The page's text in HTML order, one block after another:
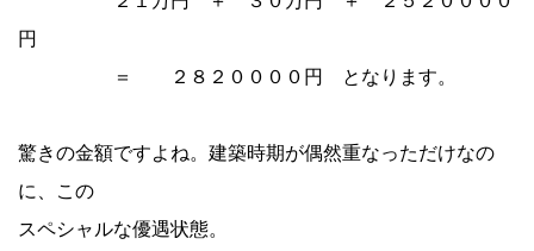
円
＝ ２８２００００円 となります。
驚きの金額ですよね。建築時期が偶然重なっただけなの
に、この
スペシャルな優遇状態。